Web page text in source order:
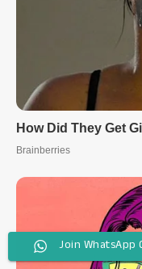
Join WhatsApp